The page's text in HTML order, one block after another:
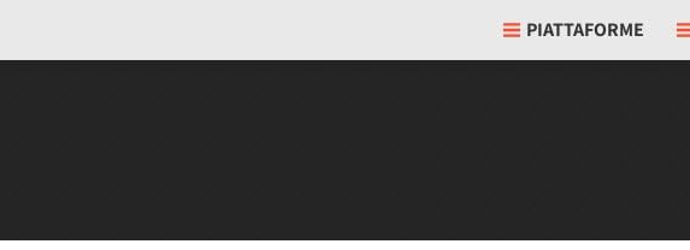
PIATTAFORME